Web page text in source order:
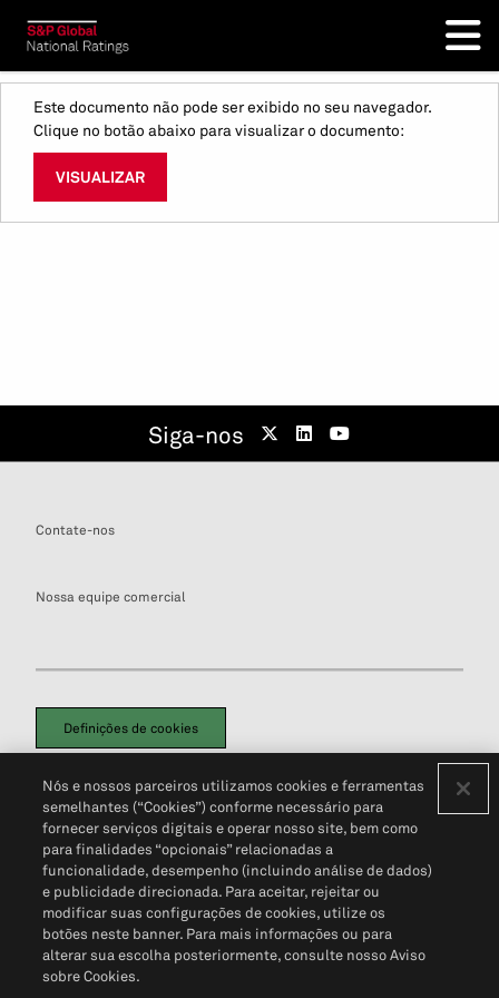
Este documento não pode ser exibido no seu navegador.
Clique no botão abaixo para visualizar o documento:
VISUALIZAR
Siga-nos
Contate-nos
Nossa equipe comercial
Definições de cookies
Política de PrivacidadePortal de privacidade do cliente (em inglês)
Não Venda Minhas Informações Pessoais© 2026 S&P Global
Nós e nossos parceiros utilizamos cookies e ferramentas
semelhantes (“Cookies”) conforme necessário para
fornecer serviços digitais e operar nosso site, bem como
para finalidades “opcionais” relacionadas a
funcionalidade, desempenho (incluindo análise de dados)
e publicidade direcionada. Para aceitar, rejeitar ou
modificar suas configurações de cookies, utilize os
botões neste banner. Para mais informações ou para
alterar sua escolha posteriormente, consulte nosso Aviso
sobre Cookies.